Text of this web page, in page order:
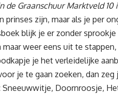
de Graanschuur Marktveld
prinses zijn, maar als je per
blijk je er zonder
maar weer eens uit te
je het verleidelijke
je te gaan zoeken, dan zeg
Sneeuwwitje, Doornroosje,